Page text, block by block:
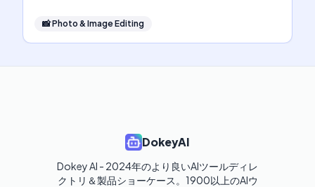
📸Photo & Image Editing
DokeyAI
Dokey AI - 2024年のより良いAIツールディレ
クトリ＆製品ショーケース。1900以上のAIウ